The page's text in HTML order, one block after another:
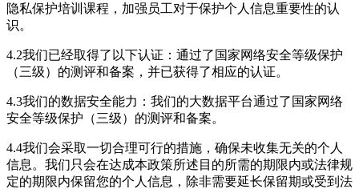
隐私保护培训课程，加强员工对于保护个人信息重要性的认
识。
4.2我们已经取得了以下认证：通过了国家网络安全等级保护
（三级）的测评和备案，并已获得了相应的认证。
4.3我们的数据安全能力：我们的大数据平台通过了国家网络
安全等级保护（三级）的测评和备案。
4.4我们会采取一切合理可行的措施，确保未收集无关的个人
信息。我们只会在达成本政策所述目的所需的期限内或法律规
定的期限内保留您的个人信息，除非需要延长保留期或受到法